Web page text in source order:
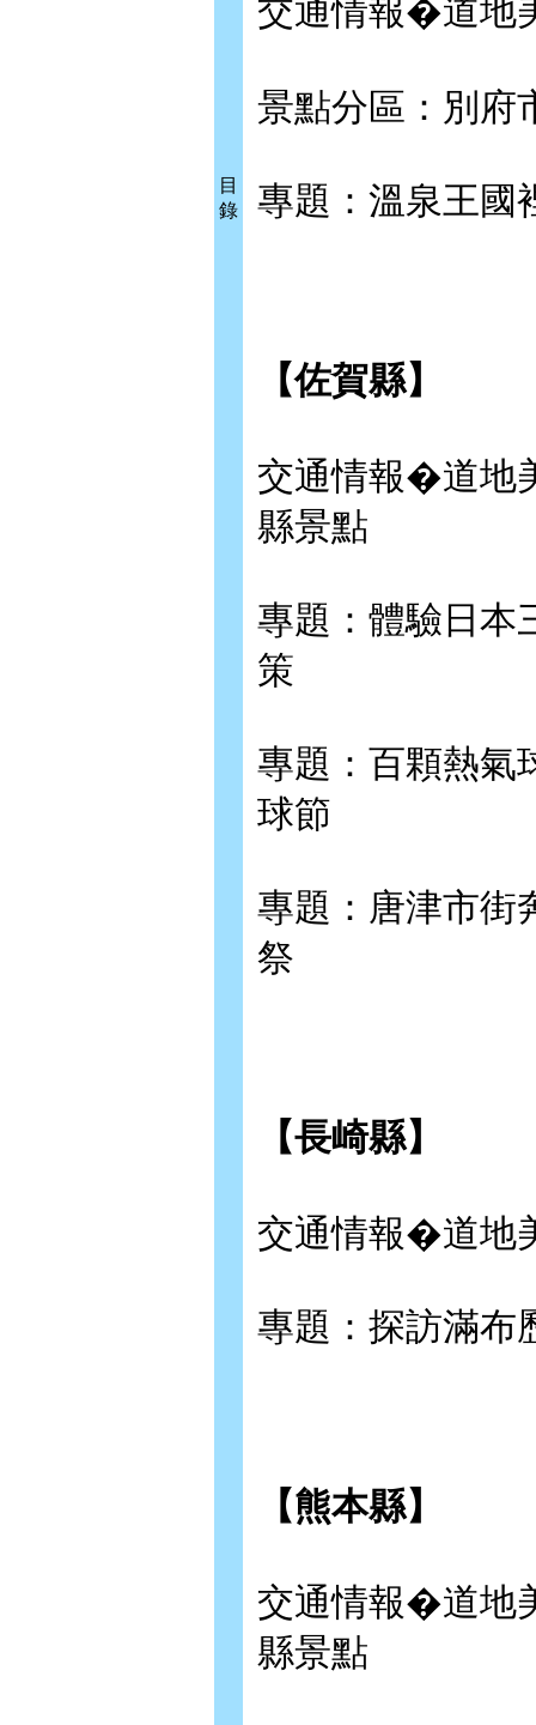
目
錄
交通情報�道地
景點分區：別
專題：溫泉王國
【佐賀縣】
交通情報�道地
縣景點
專題：體驗日本
策
專題：百顆熱氣
球節
專題：唐津市街
祭
【長崎縣】
交通情報�道地
專題：探訪滿布
【熊本縣】
交通情報�道地
縣景點